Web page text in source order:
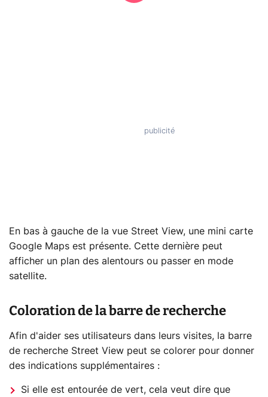
En bas à gauche de la vue Street View, une mini carte
Google Maps est présente. Cette dernière peut
afficher un plan des alentours ou passer en mode
satellite.
Coloration de la barre de recherche
Afin d'aider ses utilisateurs dans leurs visites, la barre
de recherche Street View peut se colorer pour donner
des indications supplémentaires :
Si elle est entourée de vert, cela veut dire que